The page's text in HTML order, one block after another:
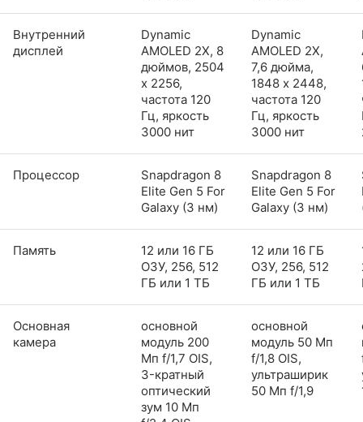
Внутренний
дисплей
Dynamic
AMOLED 2X, 8
дюймов, 2504
x 2256,
частота 120
Гц, яркость
3000 нит
Dynamic
AMOLED 2X,
7,6 дюйма,
1848 x 2448,
частота 120
Гц, яркость
3000 нит
Процессор
Snapdragon 8
Elite Gen 5 For
Galaxy (3 нм)
Snapdragon 8
Elite Gen 5 For
Galaxy (3 нм)
Память
12 или 16 ГБ
ОЗУ, 256, 512
ГБ или 1 ТБ
12 или 16 ГБ
ОЗУ, 256, 512
ГБ или 1 ТБ
Основная
камера
основной
модуль 200
Мп f/1,7 OIS,
3-кратный
оптический
зум 10 Мп
основной
модуль 50 Мп
f/1,8 OIS,
ультраширик
50 Мп f/1,9